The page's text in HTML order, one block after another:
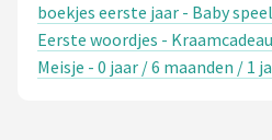
boekjes eerste jaar - Baby
Eerste woordjes -
Meisje - 0 jaar / 6 maanden / 1